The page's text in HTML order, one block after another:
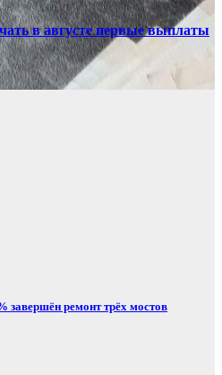
в августе первые выплаты
завершён ремонт трёх мостов